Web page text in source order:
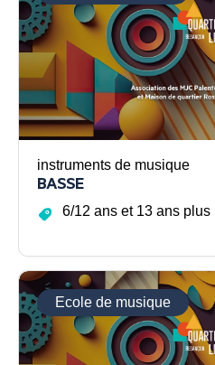
instruments de musique
BASSE
6/12 ans et 13 ans plus
Ecole de musique